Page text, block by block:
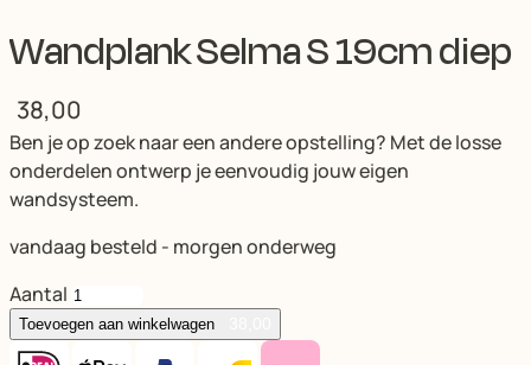
Wandplank Selma S 19cm diep
38,00
Ben je op zoek naar een andere opstelling? Met de losse
onderdelen ontwerp je eenvoudig jouw eigen
wandsysteem.
vandaag besteld - morgen onderweg
Aantal
Toevoegen aan winkelwagen